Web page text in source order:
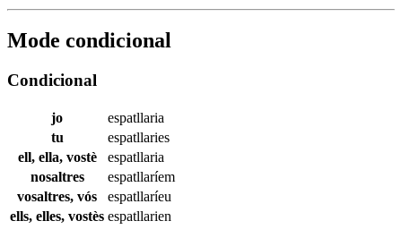
Mode condicional
Condicional
jo
espatllaria
tu
espatllaries
ell, ella, vostè
espatllaria
nosaltres
espatllaríem
vosaltres, vós
espatllaríeu
ells, elles, vostès espatllarien